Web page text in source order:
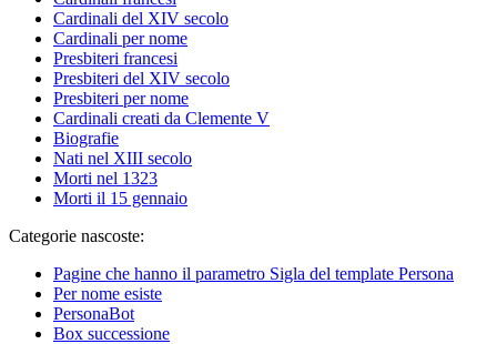
Cardinali del XIV secolo
Cardinali per nome
Presbiteri francesi
Presbiteri del XIV secolo
Presbiteri per nome
Cardinali creati da Clemente V
Biografie
Nati nel XIII secolo
Morti nel 1323
Morti il 15 gennaio
Categorie nascoste:
Pagine che hanno il parametro Sigla del template Persona
Per nome esiste
PersonaBot
Box successione